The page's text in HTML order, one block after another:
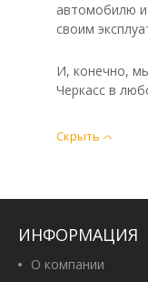
автомобилю
своим
И, конечно,
Черкасс в
Скрыть
ИНФОРМАЦИЯ
О компании